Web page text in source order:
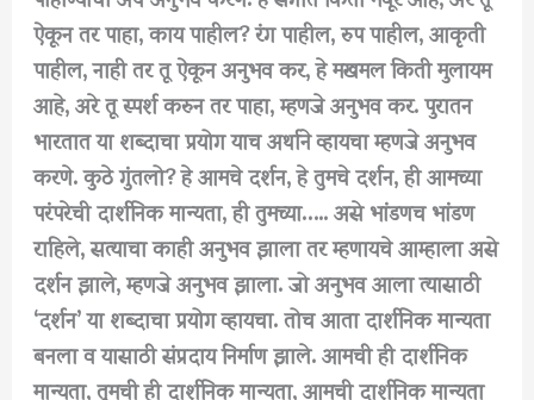
ऐकून तर पाहा, काय पाहील? रंग पाहील, रुप पाहील, आकृती
पाहील, नाही तर तू ऐकून अनुभव कर, हे मखमल किती मुलायम
आहे, अरे तू स्पर्श करुन तर पाहा, म्हणजे अनुभव कर. पुरातन
भारतात या शब्दाचा प्रयोग याच अर्थाने व्हायचा म्हणजे अनुभव
करणे. कुठे गुंतलो? हे आमचे दर्शन, हे तुमचे दर्शन, ही आमच्या
परंपरेची दार्शनिक मान्यता, ही तुमच्या….. असे भांडणच भांडण
राहिले, सत्याचा काही अनुभव झाला तर म्हणायचे आम्हाला असे
दर्शन झाले, म्हणजे अनुभव झाला. जो अनुभव आला त्यासाठी
‘दर्शन’ या शब्दाचा प्रयोग व्हायचा. तोच आता दार्शनिक मान्यता
बनला व यासाठी संप्रदाय निर्माण झाले. आमची ही दार्शनिक